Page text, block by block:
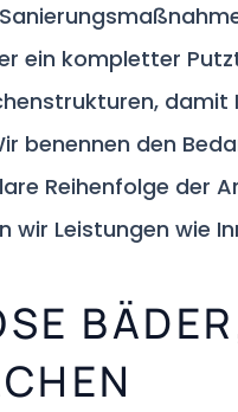
ein kompletter
damit
benennen den
Reihenfolge
wir Leistungen wie